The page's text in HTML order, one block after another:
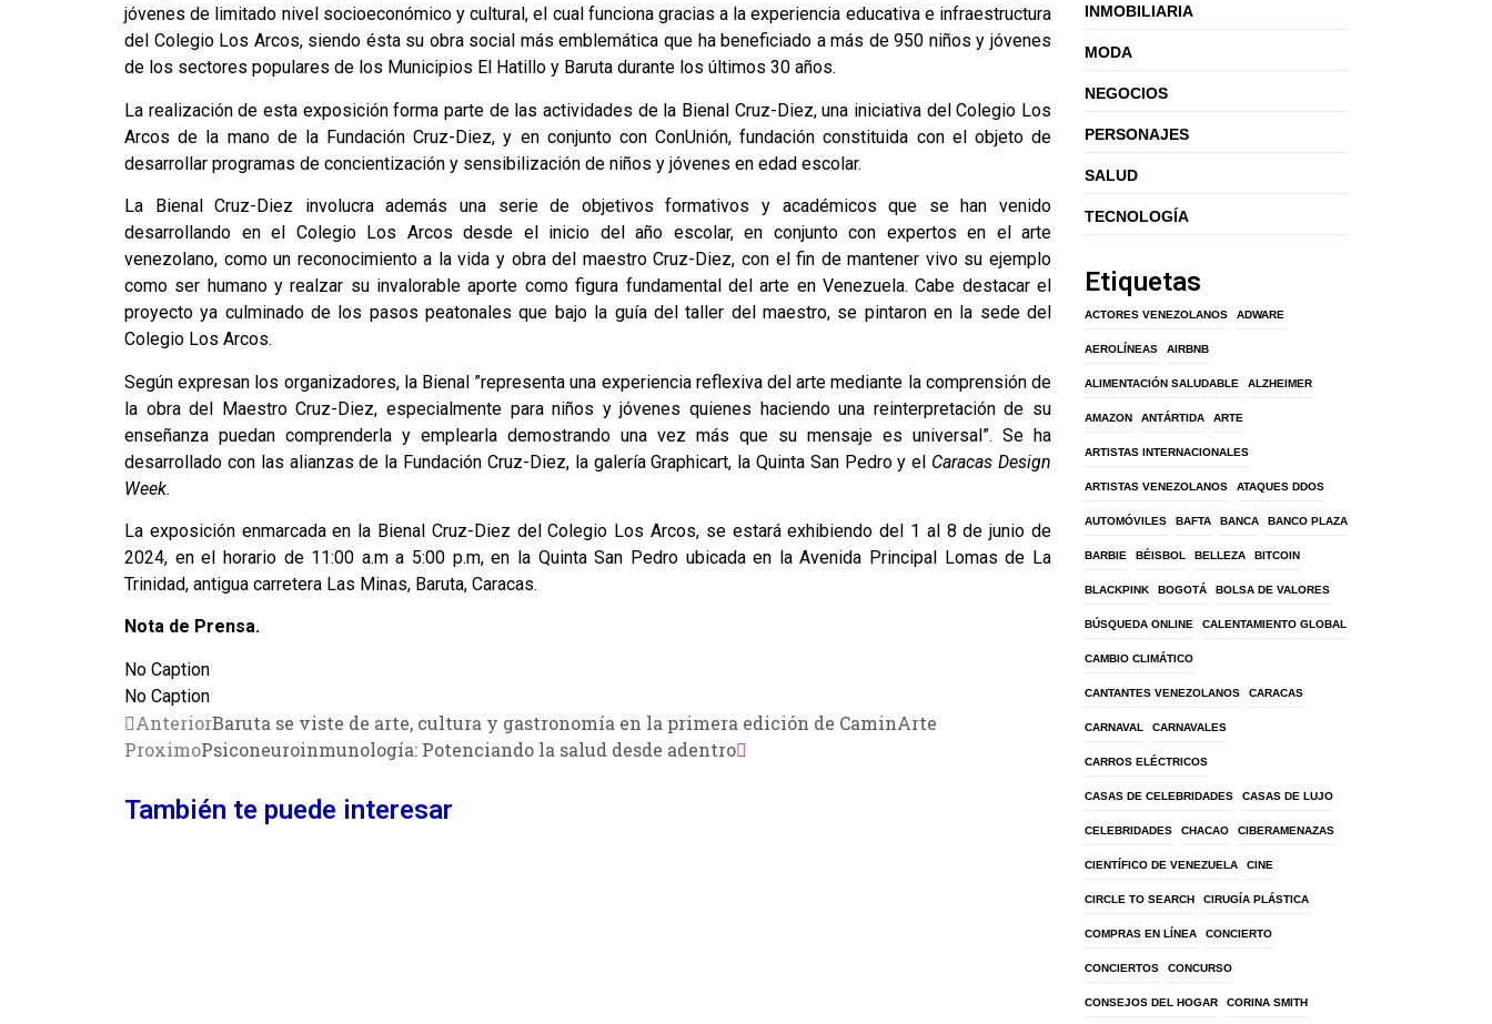
jóvenes de limitado nivel socioeconómico y cultural, el cual funciona gracias a la experiencia educativa e infraestructura
del Colegio Los Arcos, siendo ésta su obra social más emblemática que ha beneficiado a más de 950 niños y jóvenes
de los sectores populares de los Municipios El Hatillo y Baruta durante los últimos 30 años.
La realización de esta exposición forma parte de las actividades de la Bienal Cruz-Diez, una iniciativa del Colegio Los
Arcos de la mano de la Fundación Cruz-Diez, y en conjunto con ConUnión, fundación constituida con el objeto de
desarrollar programas de concientización y sensibilización de niños y jóvenes en edad escolar.
La Bienal Cruz-Diez involucra además una serie de objetivos formativos y académicos que se han venido
desarrollando en el Colegio Los Arcos desde el inicio del año escolar, en conjunto con expertos en el arte
venezolano, como un reconocimiento a la vida y obra del maestro Cruz-Diez, con el fin de mantener vivo su ejemplo
como ser humano y realzar su invalorable aporte como figura fundamental del arte en Venezuela. Cabe destacar el
proyecto ya culminado de los pasos peatonales que bajo la guía del taller del maestro, se pintaron en la sede del
Colegio Los Arcos.
Según expresan los organizadores, la Bienal ”representa una experiencia reflexiva del arte mediante la comprensión de
la obra del Maestro Cruz-Diez, especialmente para niños y jóvenes quienes haciendo una reinterpretación de su
enseñanza puedan comprenderla y emplearla demostrando una vez más que su mensaje es universal”. Se ha
desarrollado con las alianzas de la Fundación Cruz-Diez, la galería Graphicart, la Quinta San Pedro y el Caracas Design
Week.
La exposición enmarcada en la Bienal Cruz-Diez del Colegio Los Arcos, se estará exhibiendo del 1 al 8 de junio de
2024, en el horario de 11:00 a.m a 5:00 p.m, en la Quinta San Pedro ubicada en la Avenida Principal Lomas de La
Trinidad, antigua carretera Las Minas, Baruta, Caracas.
Nota de Prensa.
No Caption
No Caption
AnteriorBaruta se viste de arte, cultura y gastronomía en la primera edición de CaminArte
ProximoPsiconeuroinmunología: Potenciando la salud desde adentro
También te puede interesar
INMOBILIARIA
MODA
NEGOCIOS
PERSONAJES
SALUD
TECNOLOGÍA
Etiquetas
ACTORES VENEZOLANOS ADWARE
AEROLÍNEAS AIRBNB
ALIMENTACIÓN SALUDABLE ALZHEIMER
AMAZON ANTÁRTIDA ARTE
ARTISTAS INTERNACIONALES
ARTISTAS VENEZOLANOS ATAQUES DDOS
AUTOMÓVILES BAFTA BANCA BANCO PLAZA
BARBIE BÉISBOL BELLEZA BITCOIN
BLACKPINK BOGOTÁ BOLSA DE VALORES
BÚSQUEDA ONLINE CALENTAMIENTO GLOBAL
CAMBIO CLIMÁTICO
CANTANTES VENEZOLANOS CARACAS
CARNAVAL CARNAVALES
CARROS ELÉCTRICOS
CASAS DE CELEBRIDADES CASAS DE LUJO
CELEBRIDADES CHACAO CIBERAMENAZAS
CIENTÍFICO DE VENEZUELA CINE
CIRCLE TO SEARCH CIRUGÍA PLÁSTICA
COMPRAS EN LÍNEA CONCIERTO
CONCIERTOS CONCURSO
CONSEJOS DEL HOGAR CORINA SMITH